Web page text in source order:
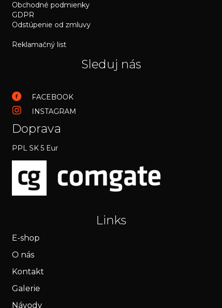
Obchodné podmienky
GDPR
Odstúpenie od zmluvy
Reklamačný list
Sleduj nás
FACEBOOK
INSTAGRAM
Doprava
PPL SK 5 Eur
Links
E-shop
O nás
Kontakt
Galerie
Návody